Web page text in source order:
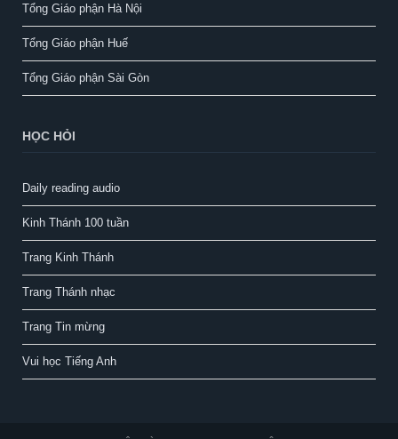
Tổng Giáo phận Hà Nội
Tổng Giáo phận Huế
Tổng Giáo phận Sài Gòn
HỌC HỎI
Daily reading audio
Kinh Thánh 100 tuần
Trang Kinh Thánh
Trang Thánh nhạc
Trang Tin mừng
Vui học Tiếng Anh